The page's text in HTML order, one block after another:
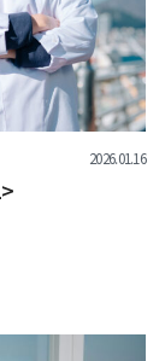
2026.01.16